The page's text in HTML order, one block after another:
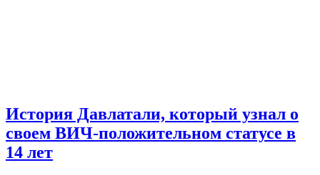
История Давлатали, который узнал о
своем ВИЧ-положительном статусе в
14 лет